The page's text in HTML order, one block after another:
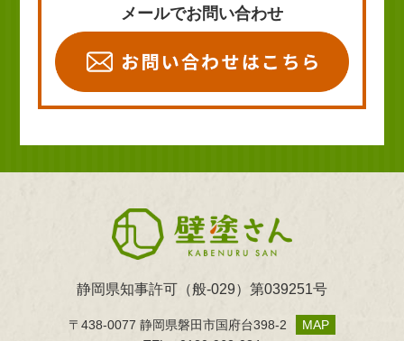
メールでお問い合わせ
静岡県知事許可（般-029）第039251号
〒438-0077 静岡県磐田市国府台398-2
MAP